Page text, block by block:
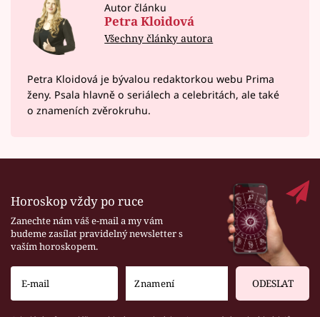
Autor článku
Petra Kloidová
Všechny články autora
Petra Kloidová je bývalou redaktorkou webu Prima
ženy. Psala hlavně o seriálech a celebritách, ale také
o znameních zvěrokruhu.
Horoskop vždy po ruce
Zanechte nám váš e-mail a my vám
budeme zasílat pravidelný newsletter s
vaším horoskopem.
ODESLAT